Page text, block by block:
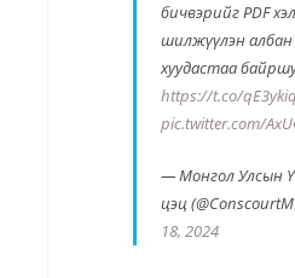
бичвэрийг PDF
шилжүүлэн
хуудастаа
https://t.co/
pic.twitter.com/
— Монгол Улсын
цэц
18, 2024